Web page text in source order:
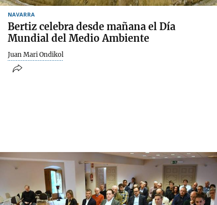
NAVARRA
Bertiz celebra desde mañana el Día
Mundial del Medio Ambiente
Juan Mari Ondikol